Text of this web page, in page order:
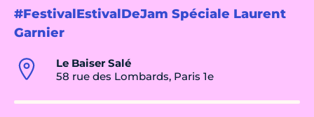
#FestivalEstivalDeJam Spéciale Laurent
Garnier
Le Baiser Salé
58 rue des Lombards, Paris 1e